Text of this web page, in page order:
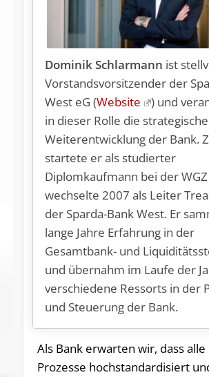
Dominik Schlarmann ist
Vorstandsvorsitzender der
West eG (Website
) und
in dieser Rolle die strategische
Weiterentwicklung der Bank.
startete er als studierter
Diplomkaufmann bei der
wechselte 2007 als Leiter
der Sparda-Bank West. Er
lange Jahre Erfahrung in der
Gesamtbank- und
und übernahm im Laufe der
verschiedene Ressorts in der
und Steuerung der Bank.
Als Bank erwarten wir, dass
Prozesse hochstandardisiert